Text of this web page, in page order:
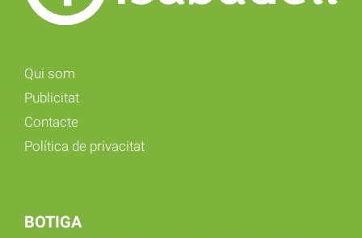
Qui som
Publicitat
Contacte
Política de privacitat
BOTIGA